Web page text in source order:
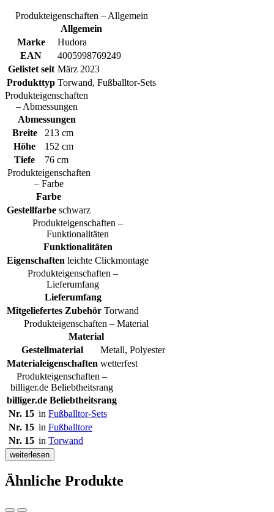
Produkteigenschaften – Allgemein
Allgemein
Marke
Hudora
EAN
4005998769249
Gelistet seit März 2023
Produkttyp Torwand, Fußballtor-Sets
Produkteigenschaften
– Abmessungen
Abmessungen
Breite
213 cm
Höhe
152 cm
Tiefe
76 cm
Produkteigenschaften
– Farbe
Farbe
Gestellfarbe schwarz
Produkteigenschaften –
Funktionalitäten
Funktionalitäten
Eigenschaften leichte Clickmontage
Produkteigenschaften –
Lieferumfang
Lieferumfang
Mitgeliefertes Zubehör Torwand
Produkteigenschaften – Material
Material
Gestellmaterial
Metall, Polyester
Materialeigenschaften wetterfest
Produkteigenschaften –
billiger.de Beliebtheitsrang
billiger.de Beliebtheitsrang
Nr. 15 in Fußballtor-Sets
Nr. 15 in Fußballtore
Nr. 15 in Torwand
weiterlesen
Ähnliche Produkte